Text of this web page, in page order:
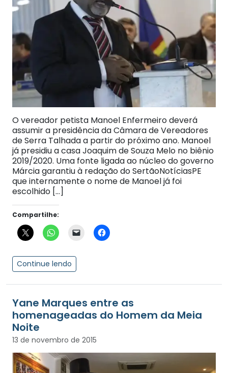
O vereador petista Manoel Enfermeiro deverá
assumir a presidência da Câmara de Vereadores
de Serra Talhada a partir do próximo ano. Manoel
já presidiu a casa Joaquim de Souza Melo no biênio
2019/2020. Uma fonte ligada ao núcleo do governo
Márcia garantiu à redação do SertãoNotíciasPE
que internamente o nome de Manoel já foi
escolhido […]
Compartilhe:
Continue lendo
Yane Marques entre as
homenageadas do Homem da Meia
Noite
13 de novembro de 2015